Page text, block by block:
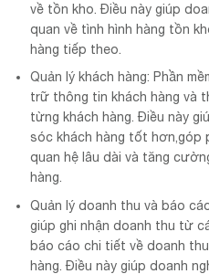
về tồn kho. Điều này giúp
quan về tình hình hàng tồn
hàng tiếp theo.
Quản lý khách hàng: Phần
trữ thông tin khách hàng và
từng khách hàng. Điều này
sóc khách hàng tốt hơn,góp
quan hệ lâu dài và tăng
hàng.
Quản lý doanh thu và báo
giúp ghi nhận doanh thu từ
báo cáo chi tiết về doanh
hàng. Điều này giúp doanh